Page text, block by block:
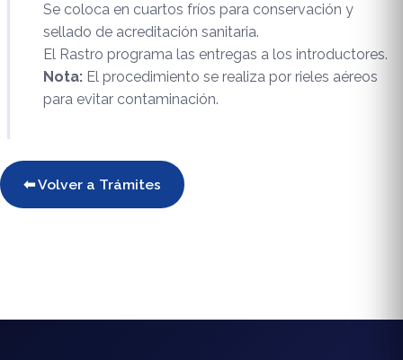
Se coloca en cuartos fríos para conservación y
sellado de acreditación sanitaria.
El Rastro programa las entregas a los introductores.
Nota: El procedimiento se realiza por rieles aéreos
para evitar contaminación.
⬅ Volver a Trámites